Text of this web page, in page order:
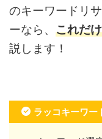
のキーワードリ
ーなら、 これだ
説します！
ラッコキーワー